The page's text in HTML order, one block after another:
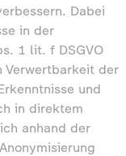
Dabei
in der
1 lit. f DSGVO
Verwertbarkeit der
und
in direktem
anhand der